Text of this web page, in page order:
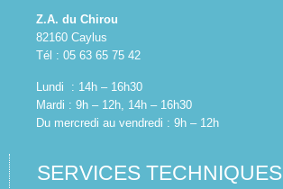
Z.A. du Chirou
82160 Caylus
Tél : 05 63 65 75 42
Lundi : 14h – 16h30
Mardi : 9h – 12h, 14h – 16h30
Du mercredi au vendredi : 9h – 12h
SERVICES TECHNIQUES